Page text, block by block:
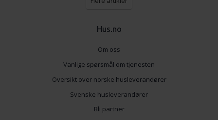
Hus.no
Om oss
Vanlige spørsmål om tjenesten
Oversikt over norske husleverandører
Svenske husleverandører
Bli partner